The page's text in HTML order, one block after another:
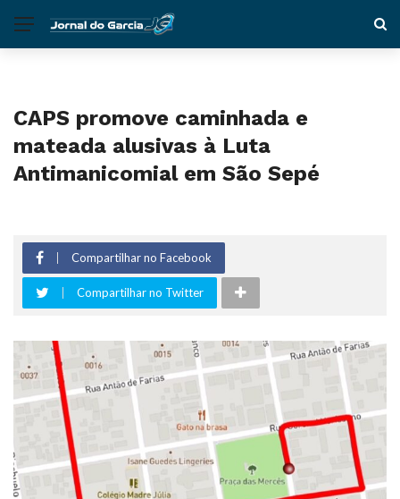
CAPS promove caminhada e
mateada alusivas à Luta
Antimanicomial em São Sepé
Compartilhar no Facebook
Compartilhar no Twitter